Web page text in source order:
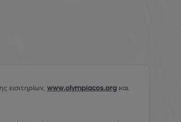
εισιτηρίων, www.olympiacos.org και